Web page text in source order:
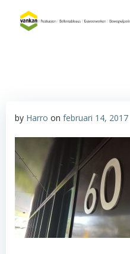
by Harro on februari 14, 2017